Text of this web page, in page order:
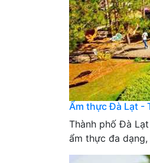
Ẩm thực Đà Lạt -
Thành phố Đà
ẩm thực đa